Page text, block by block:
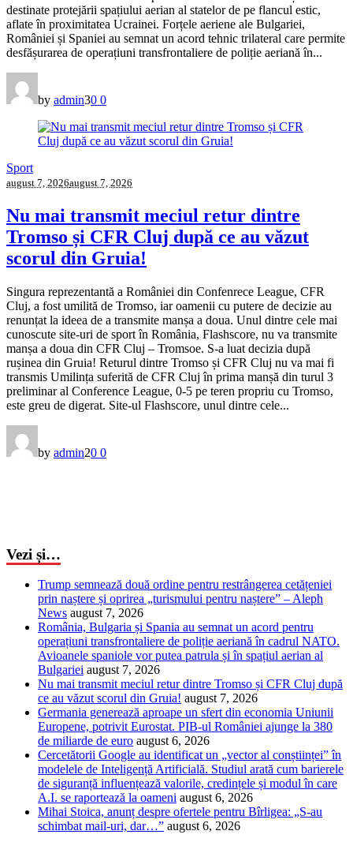
destinate protejării spațiului aerian al statelor de pe flancul estic,
aflate în proximitatea Ucrainei. Forțele aeriene ale Bulgariei,
României și Spaniei au semnat un acord tehnic trilateral care permite
desfășurarea de operațiuni transfrontaliere de poliție aeriană în...
by admin30 0
Sport
august 7, 2026august 7, 2026
Nu mai transmit meciul retur dintre
Tromso și CFR Cluj după ce au văzut
scorul din Gruia!
Singura reprezentantă a României din Confenrece League, CFR
Cluj, a fost umilită de Tromso, iar oamenii cu putere de decizie au
renunțat la ideea de a transmite manșa a doua. Unul dintre cele mai
cunoscute site-uri de sport în România, Flashscore, nu va transmite
manșa a doua din CFR Cluj – Tromsoe. S-a luat decizia după
rușinea din Gruia! Returul dintre Tromso și CFR Cluj nu va mai fi
transmis Umilința suferită de CFR Cluj în prima manșă din turul 3
preliminar al Conference League, 0-5 pe teren propriu cu Tromso,
este greu de digerat. Site-ul Flashscore, unul dintre cele...
by admin20 0
Vezi și…
Trump semnează două ordine pentru restrângerea cetățeniei
prin naștere și oprirea „turismului pentru naștere” – Aleph
News august 7, 2026
România, Bulgaria și Spania au semnat un acord pentru
operațiuni transfrontaliere de poliție aeriană în cadrul NATO.
Avioanele spaniole vor putea patrula și în spațiul aerian al
Bulgariei august 7, 2026
Nu mai transmit meciul retur dintre Tromso și CFR Cluj după
ce au văzut scorul din Gruia! august 7, 2026
Germania generează aproape un sfert din economia Uniunii
Europene, potrivit Eurostat. PIB-ul României ajunge la 380
de miliarde de euro august 6, 2026
Cercetătorii Google au identificat un „vector al conștiinței” în
modelele de Inteligență Artificială. Studiul arată cum barierele
de siguranță influențează valorile, credințele și modul în care
A.I. se raportează la oameni august 6, 2026
Mihai Stoica, anunț despre ofertele pentru Bîrligea: „S-au
schimbat mail-uri, dar…” august 6, 2026